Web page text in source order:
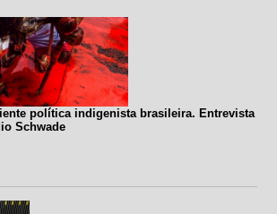
política indigenista brasileira. Entrevista
Schwade